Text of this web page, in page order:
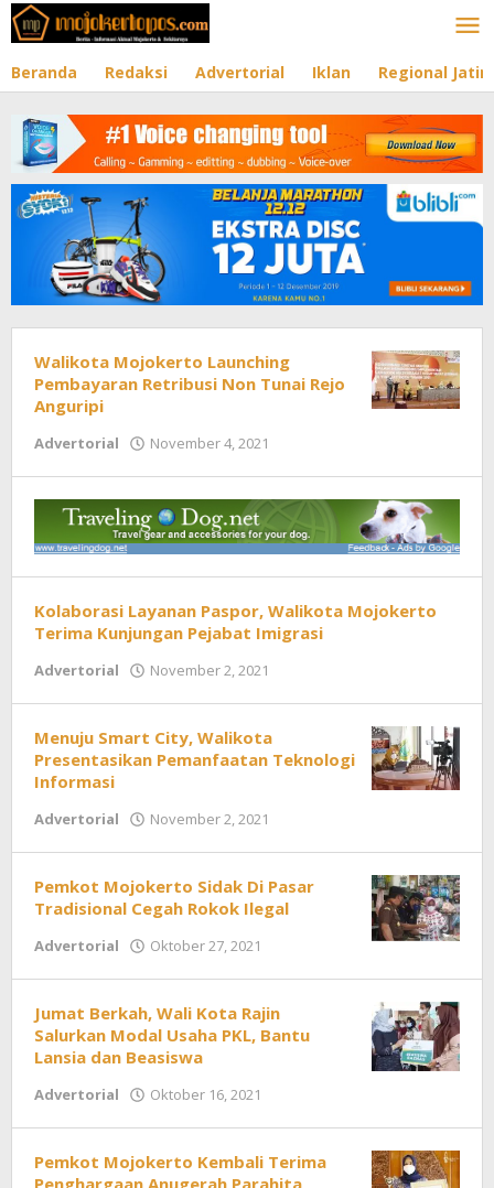
Lewati
ke
Beranda Redaksi Advertorial Iklan Regional Jatim
Walikota Mojokerto Launching
Pembayaran Retribusi Non Tunai Rejo
Anguripi
Advertorial November 4, 2021
Kolaborasi Layanan Paspor, Walikota Mojokerto
Terima Kunjungan Pejabat Imigrasi
Advertorial November 2, 2021
Menuju Smart City, Walikota
Presentasikan Pemanfaatan Teknologi
Informasi
Advertorial November 2, 2021
Pemkot Mojokerto Sidak Di Pasar
Tradisional Cegah Rokok Ilegal
Advertorial Oktober 27, 2021
Jumat Berkah, Wali Kota Rajin
Salurkan Modal Usaha PKL, Bantu
Lansia dan Beasiswa
Advertorial Oktober 16, 2021
Pemkot Mojokerto Kembali Terima
Penghargaan Anugerah Parahita